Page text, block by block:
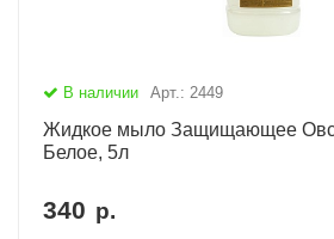
В наличии Арт.: 2449
Жидкое мыло Защищающее
Белое, 5л
340 р.